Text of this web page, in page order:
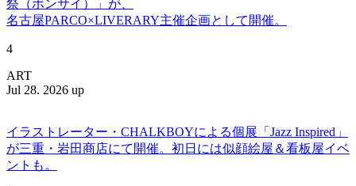
祭（ボンサイ）」が、
名古屋PARCO×LIVERARY主催企画として開催。
4
ART
Jul 28. 2026 up
イラストレーター・CHALKBOYによる個展「Jazz Inspired」
が三重・岩田商店にて開催。初日には似顔絵屋＆看板屋イベ
ントも。